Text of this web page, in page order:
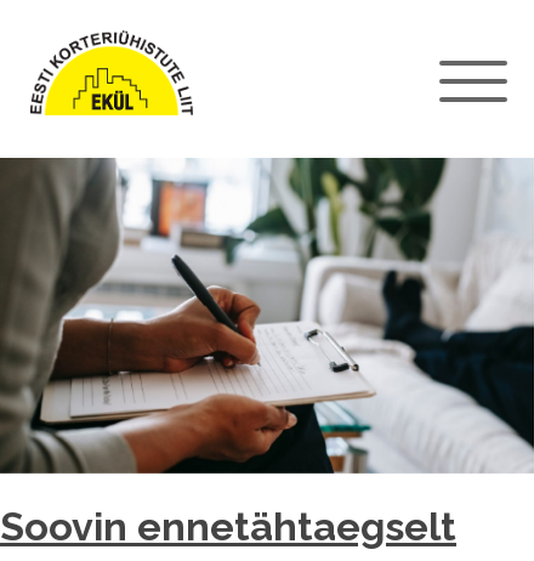
Soovin ennetähtaegselt